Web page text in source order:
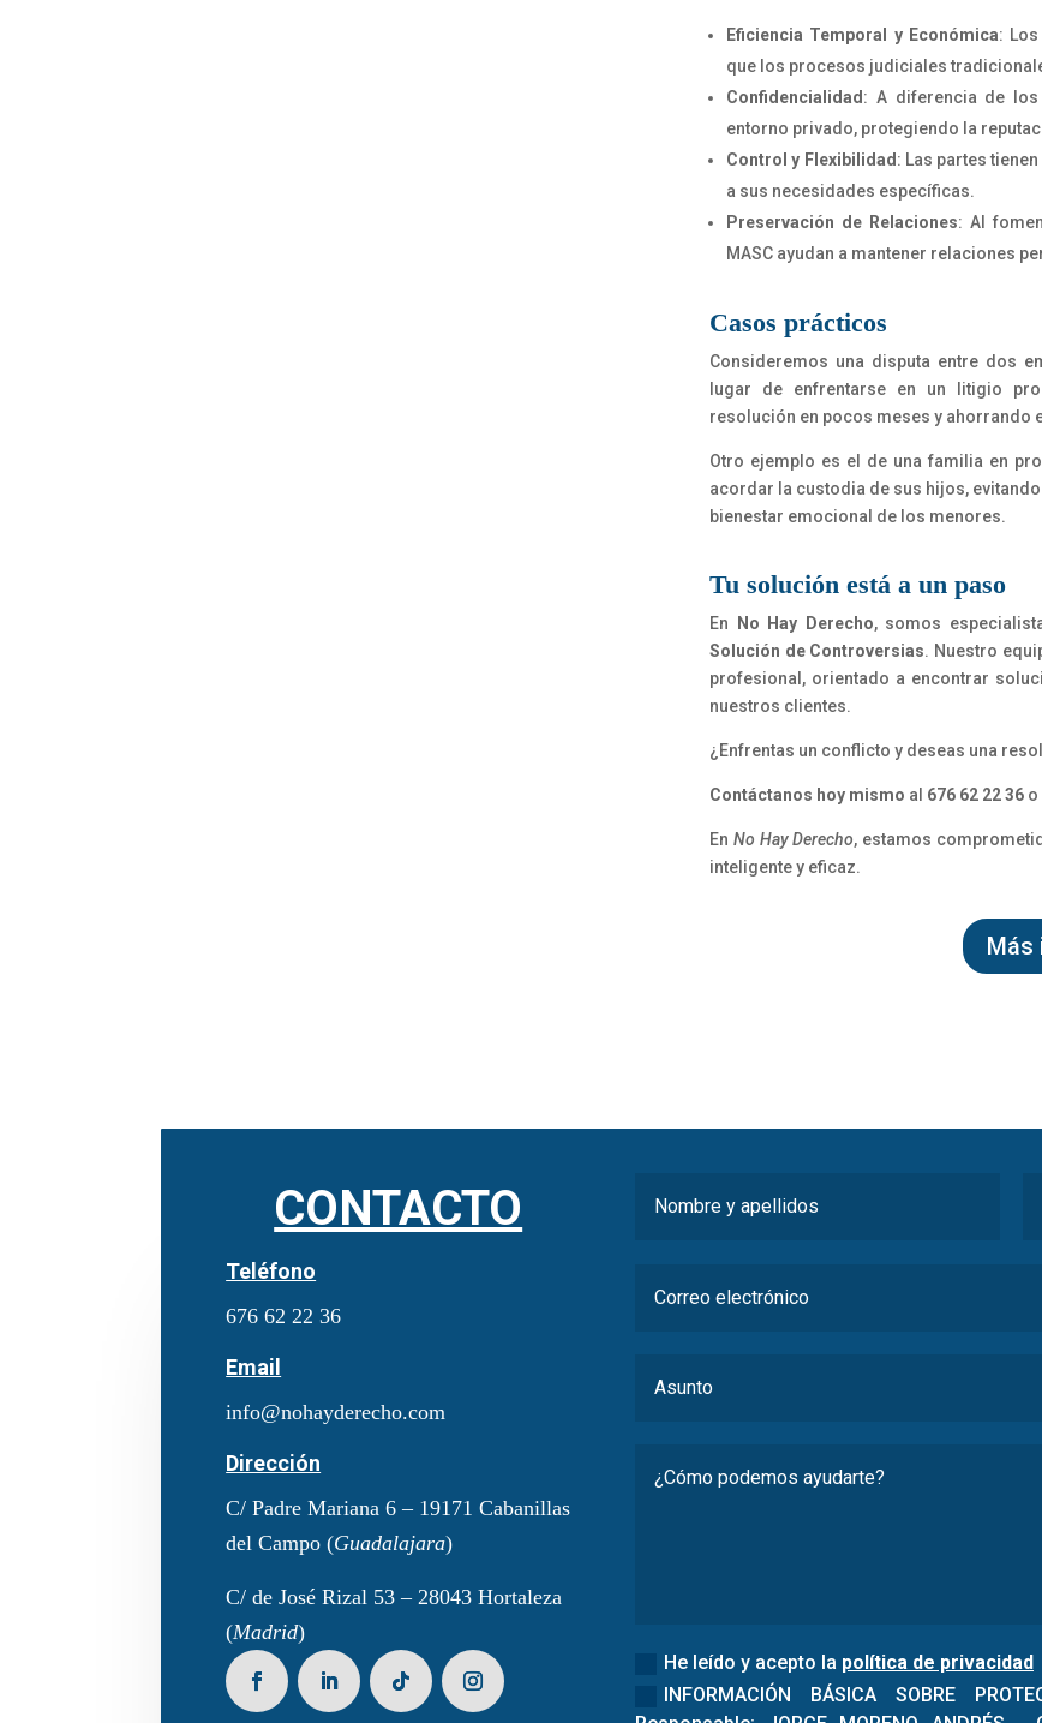
Eficiencia Temporal y Económica:
que los procesos judiciales
Confidencialidad : A diferencia de
entorno privado, protegiendo la
Control y Flexibilidad : Las partes
a sus necesidades específicas.
Preservación de Relaciones: Al
MASC ayudan a mantener relaciones
Casos prácticos
Consideremos una disputa entre dos
lugar de enfrentarse en un litigio
resolución en pocos meses y ahorrando
Otro ejemplo es el de una familia en
acordar la custodia de sus hijos,
bienestar emocional de los menores.
Tu solución está a un paso
En No Hay Derecho, somos
Solución de Controversias. Nuestro
profesional, orientado a encontrar
nuestros clientes.
¿Enfrentas un conflicto y deseas una
Contáctanos hoy mismo al 676 62 22 36 o
En No Hay Derecho, estamos
inteligente y eficaz.
CONTACTO
Teléfono
676 62 22 36
Email
info@nohayderecho.com
Dirección
C/ Padre Mariana 6 – 19171 Cabanillas
del Campo (Guadalajara)
C/ de José Rizal 53 – 28043 Hortaleza
(Madrid)
He leído y acepto la política de privacidad
INFORMACIÓN BÁSICA SOBRE